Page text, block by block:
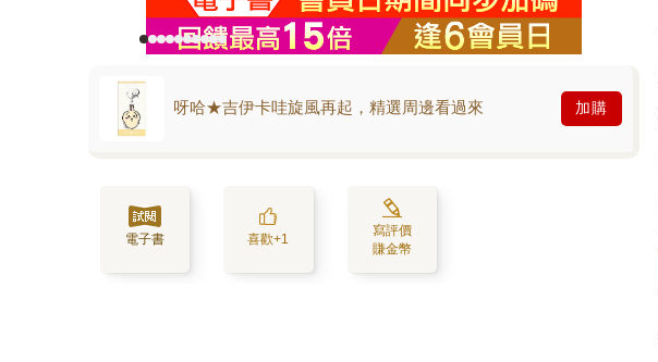
呀哈★吉伊卡哇旋風再起，精選周邊看過來 加購
電子書 喜歡+1
寫評價
賺金幣